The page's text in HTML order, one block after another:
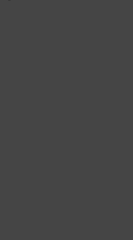
entnehmen Sie bitte
den Abschluss einer